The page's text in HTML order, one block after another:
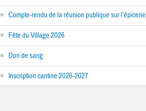
Compte-rendu de la réunion publique sur l’épicerie
Fête du Village 2026
Don de sang
Inscription cantine 2026-2027